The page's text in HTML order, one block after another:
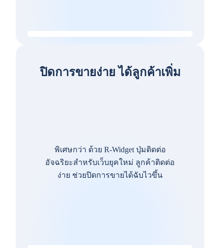
ปิดการขายง่าย ได้ลูกค้าเพิ่ม
พิเศษกว่า ด้วย R-Widget ปุ่มติดต่อ
อัจฉริยะสำหรับเว็บยุคใหม่ ลูกค้าติดต่อ
ง่าย ช่วยปิดการขายได้ฉับไวขึ้น